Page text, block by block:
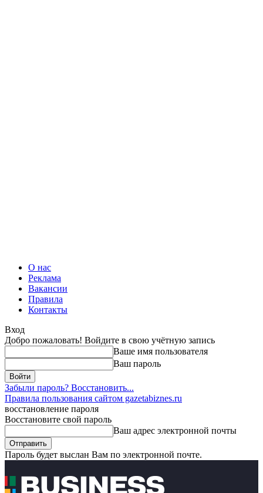
О нас
Реклама
Вакансии
Правила
Контакты
Вход
Добро пожаловать! Войдите в свою учётную запись
Ваше имя пользователя
Ваш пароль
Забыли пароль? Восстановить...
Правила пользования сайтом gazetabiznes.ru
восстановление пароля
Восстановите свой пароль
Ваш адрес электронной почты
Пароль будет выслан Вам по электронной почте.